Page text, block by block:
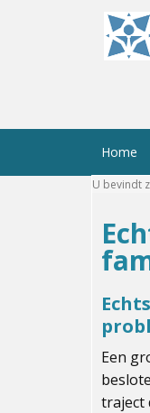
Home
U bevindt
Een
traject